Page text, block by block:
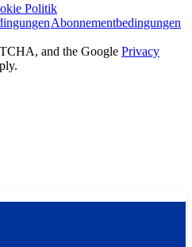
Politik
Abonnementbedingungen
and the Google Privacy